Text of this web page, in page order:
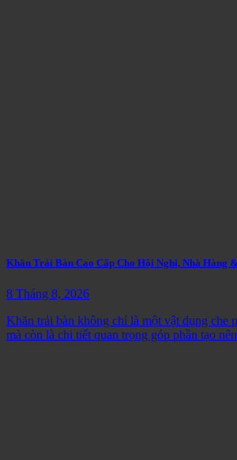
Khăn Trải Bàn Cao Cấp Cho Hội Nghị, Nhà Hàng
8 Tháng 8, 2026
Khăn trải bàn không chỉ là một vật dụng che
mà còn là chi tiết quan trọng góp phần tạo